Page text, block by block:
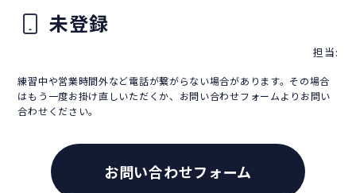
未登録
担当:
練習中や営業時間外など電話が繋がらない場合があります。その場合
はもう一度お掛け直しいただくか、お問い合わせフォームよりお問い
合わせください。
お問い合わせフォーム